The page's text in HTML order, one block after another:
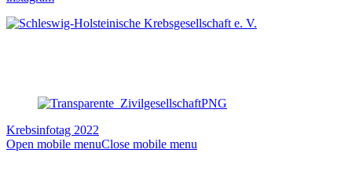
Krebsinfotag 2022
Open mobile menuClose mobile menu